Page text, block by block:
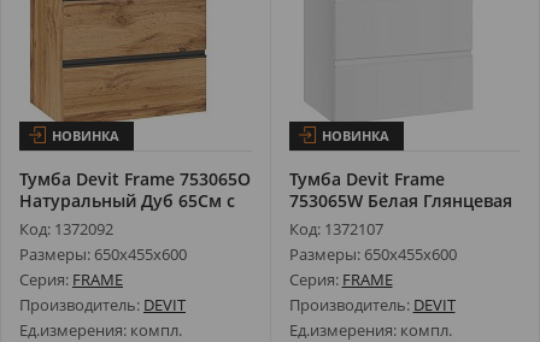
НОВИНКА
Тумба Devit Frame 753065O
Натуральный Дуб 65См с
Рак...
Код: 1372092
Размеры: 650х455х600
Серия: FRAME
Производитель: DEVIT
Ед.измерения: компл.
НОВИНКА
Тумба Devit Frame
753065W Белая Глянцевая
65См с Рак...
Код: 1372107
Размеры: 650х455х600
Серия: FRAME
Производитель: DEVIT
Ед.измерения: компл.